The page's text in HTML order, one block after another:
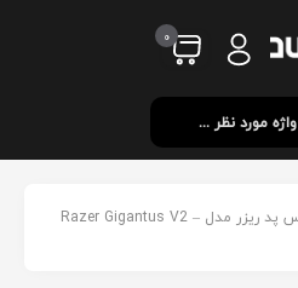
0
موس پد ریزر مدل Razer Gigantus V2 –